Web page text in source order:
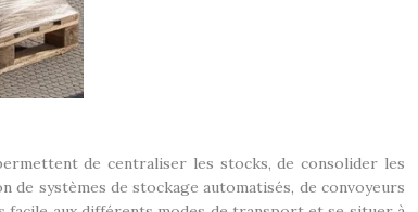
de centraliser les stocks, de consolider les
de systèmes de stockage automatisés, de convoyeurs